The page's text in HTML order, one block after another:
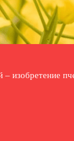
– изобретение